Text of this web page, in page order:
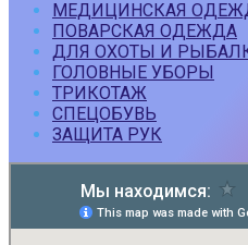
МЕДИЦИНСКАЯ
ПОВАРСКАЯ ОДЕЖДА
ДЛЯ ОХОТЫ И
ГОЛОВНЫЕ УБОРЫ
ТРИКОТАЖ
СПЕЦОБУВЬ
ЗАЩИТА РУК